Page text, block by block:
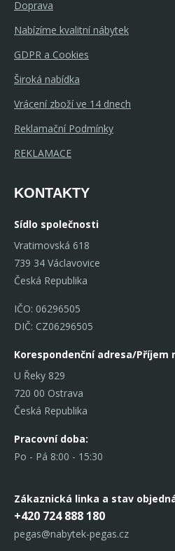
Doprava
Nabízíme kvalitní nábytek
GDPR a Cookies
Široká nabídka
Vrácení zboží ve 14 dnech
Reklamační Podmínky
REKLAMACE
KONTAKTY
Sídlo společnosti
Vratimovská 618
739 34 Václavovice
Česká Republika
IČO: 06296505
DIČ: CZ06296505
Korespondenční adresa/Příjem
U Řeky 829
720 00 Ostrava
Česká Republika
Pracovní doba:
Po - Pá 8:00 - 15:30
Zákaznická linka a stav
+420 724 888 180
pegas@nabytek-pegas.cz